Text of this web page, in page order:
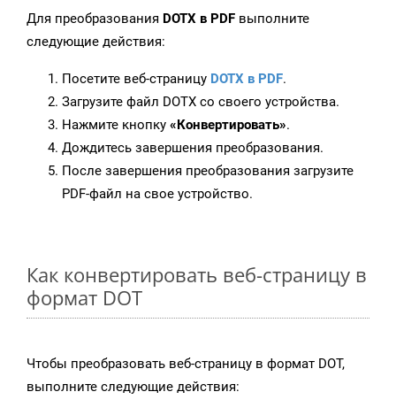
Для преобразования DOTX в PDF выполните
следующие действия:
Посетите веб-страницу DOTX в PDF.
Загрузите файл DOTX со своего устройства.
Нажмите кнопку «Конвертировать».
Дождитесь завершения преобразования.
После завершения преобразования загрузите
PDF-файл на свое устройство.
Как конвертировать веб-страницу в
формат DOT
Чтобы преобразовать веб-страницу в формат DOT,
выполните следующие действия: